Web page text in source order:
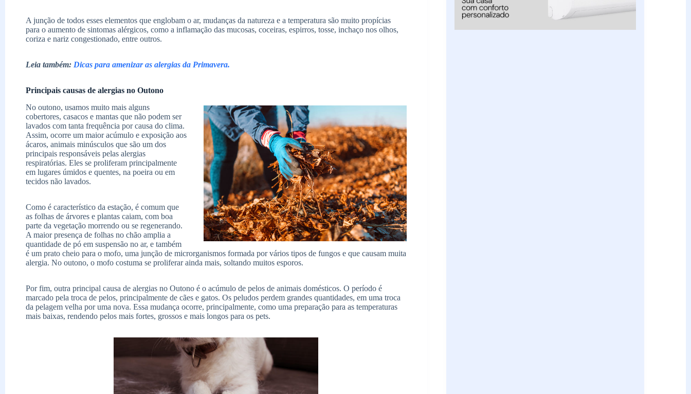
A junção de todos esses elementos que englobam o ar, mudanças da natureza e a temperatura são muito propícias
para o aumento de sintomas alérgicos, como a inflamação das mucosas, coceiras, espirros, tosse, inchaço nos olhos,
coriza e nariz congestionado, entre outros.
Leia também: Dicas para amenizar as alergias da Primavera.
Principais causas de alergias no Outono
No outono, usamos muito mais alguns
cobertores, casacos e mantas que não podem ser
lavados com tanta frequência por causa do clima.
Assim, ocorre um maior acúmulo e exposição aos
ácaros, animais minúsculos que são um dos
principais responsáveis pelas alergias
respiratórias. Eles se proliferam principalmente
em lugares úmidos e quentes, na poeira ou em
tecidos não lavados.
Como é característico da estação, é comum que
as folhas de árvores e plantas caiam, com boa
parte da vegetação morrendo ou se regenerando.
A maior presença de folhas no chão amplia a
quantidade de pó em suspensão no ar, e também
é um prato cheio para o mofo, uma junção de microrganismos formada por vários tipos de fungos e que causam muita
alergia. No outono, o mofo costuma se proliferar ainda mais, soltando muitos esporos.
Por fim, outra principal causa de alergias no Outono é o acúmulo de pelos de animais domésticos. O período é
marcado pela troca de pelos, principalmente de cães e gatos. Os peludos perdem grandes quantidades, em uma troca
da pelagem velha por uma nova. Essa mudança ocorre, principalmente, como uma preparação para as temperaturas
mais baixas, rendendo pelos mais fortes, grossos e mais longos para os pets.